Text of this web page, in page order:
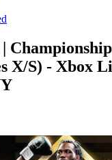
X/S) - Xbox